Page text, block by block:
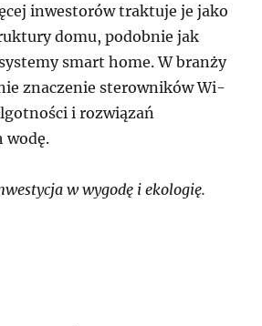
inwestorów traktuje je jako
domu, podobnie jak
smart home. W branży
znaczenie sterowników Wi-
i rozwiązań
wodę.
w wygodę i ekologię.